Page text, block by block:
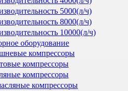
5000(л/ч)
8000(л/ч)
10000(л/ч)
оборудование
компрессоры
компрессоры
компрессоры
компрессоры